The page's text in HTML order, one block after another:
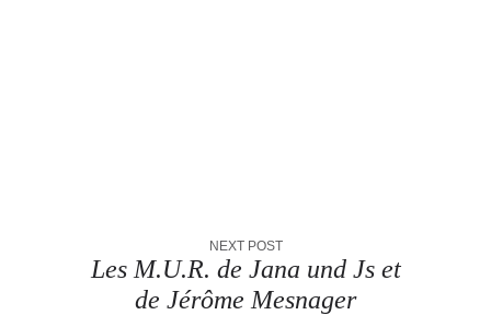
NEXT POST
Les M.U.R. de Jana und Js et
de Jérôme Mesnager